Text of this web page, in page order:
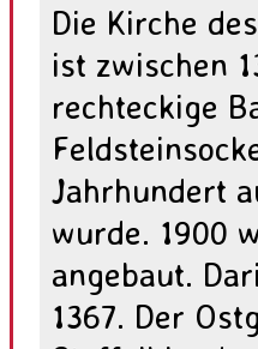
Die Kirche
ist zwischen
rechteckige
Jahrhundert
wurde. 1900
angebaut.
1367. Der